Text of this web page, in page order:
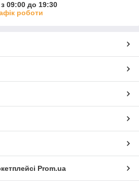
09:00 до 19:30
роботи
Prom.ua